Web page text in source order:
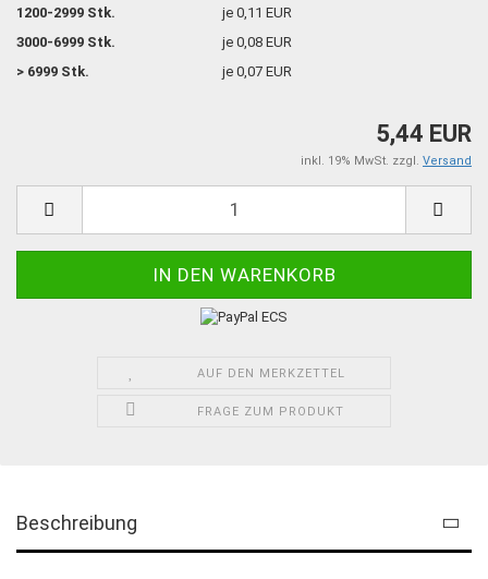
1200-2999 Stk.
je 0,11 EUR
3000-6999 Stk.
je 0,08 EUR
> 6999 Stk.
je 0,07 EUR
5,44 EUR
inkl. 19% MwSt. zzgl. Versand
AUF DEN MERKZETTEL
FRAGE ZUM PRODUKT
Beschreibung